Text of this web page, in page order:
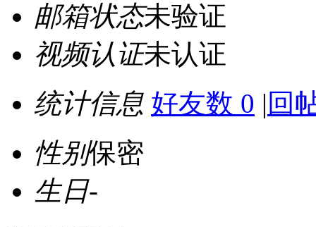
邮箱状态未验证
视频认证未认证
统计信息 好友数 0 | 回
性别保密
生日-